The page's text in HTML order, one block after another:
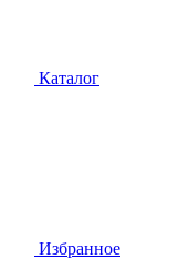
Каталог
Избранное